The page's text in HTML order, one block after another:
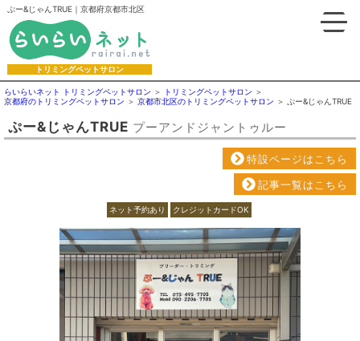
ぷー&じゃんTRUE｜京都府京都市北区
トリミングペットサロン
らいらいネット トリミングペットサロン
トリミングペットサロン
京都府のトリミングペットサロン
京都市北区のトリミングペットサロン ぷー&じゃんTRUE
ぷー&じゃんTRUE プーアンドジャントゥルー
特設ページはこちら
記事一覧はこちら
ネット予約あり クレジットカードOK